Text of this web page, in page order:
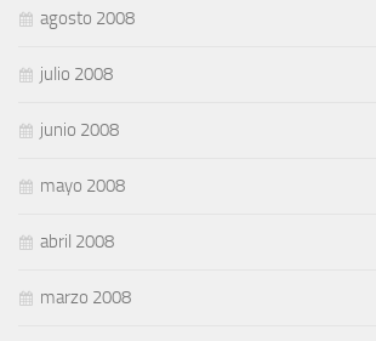
agosto 2008
julio 2008
junio 2008
mayo 2008
abril 2008
marzo 2008